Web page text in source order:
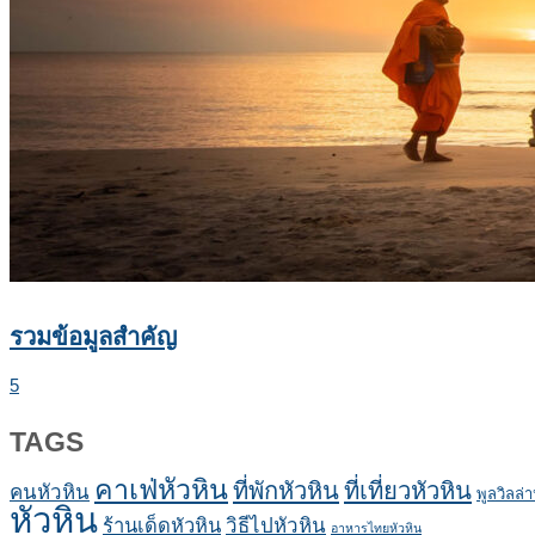
รวมข้อมูลสำคัญ
5
TAGS
คนหัวหิน คาเฟ่หัวหินที่พักหัวหินที่เที่ยวหัวหิน พูลวิลล่
หัวหิน ร้านเด็ดหัวหิน วิธีไปหัวหิน อาหารไทยหัวหิน